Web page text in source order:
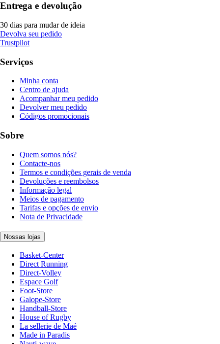
Entrega e devolução
30 dias para mudar de ideia
Devolva seu pedido
Trustpilot
Serviços
Minha conta
Centro de ajuda
Acompanhar meu pedido
Devolver meu pedido
Códigos promocionais
Sobre
Quem somos nós?
Contacte-nos
Termos e condições gerais de venda
Devoluções e reembolsos
Informação legal
Meios de pagamento
Tarifas e opções de envio
Nota de Privacidade
Nossas lojas
Basket-Center
Direct Running
Direct-Volley
Espace Golf
Foot-Store
Galope-Store
Handball-Store
House of Rugby
La sellerie de Maé
Made in Paradis